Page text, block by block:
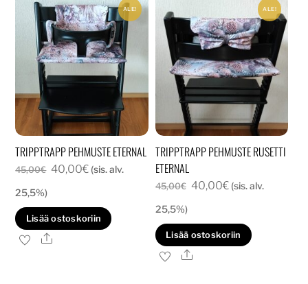
ALE!
TRIPPTRAPP PEHMUSTE ETERNAL
45,00€ Alkuperäinen
oli:
45,00€.
40,00€Nykyinen
on:
40,00€.
(sis. alv.
25,5%)
Lisää ostoskoriin
Ale
ALE!
TRIPPTRAPP PEHMUSTE RUSETTI
ETERNAL
45,00€ Alkuperäinen
oli:
45,00€.
40,00€Nykyinen
on:
40,00€.
(sis. alv.
25,5%)
Lisää ostoskoriin
Ale